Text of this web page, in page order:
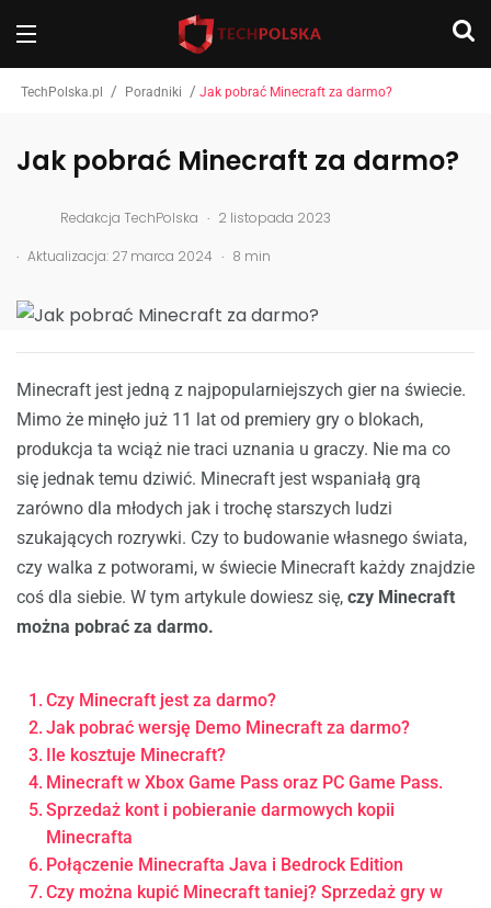
TechPolska.pl / Poradniki / Jak pobrać Minecraft za darmo?
Jak pobrać Minecraft za darmo?
Redakcja TechPolska . 2 listopada 2023
. Aktualizacja: 27 marca 2024 . 8 min
Minecraft jest jedną z najpopularniejszych gier na świecie.
Mimo że minęło już 11 lat od premiery gry o blokach,
produkcja ta wciąż nie traci uznania u graczy. Nie ma co
się jednak temu dziwić. Minecraft jest wspaniałą grą
zarówno dla młodych jak i trochę starszych ludzi
szukających rozrywki. Czy to budowanie własnego świata,
czy walka z potworami, w świecie Minecraft każdy znajdzie
coś dla siebie. W tym artykule dowiesz się, czy Minecraft
można pobrać za darmo.
Czy Minecraft jest za darmo?
Jak pobrać wersję Demo Minecraft za darmo?
Ile kosztuje Minecraft?
Minecraft w Xbox Game Pass oraz PC Game Pass.
Sprzedaż kont i pobieranie darmowych kopii
Minecrafta
Połączenie Minecrafta Java i Bedrock Edition
Czy można kupić Minecraft taniej? Sprzedaż gry w